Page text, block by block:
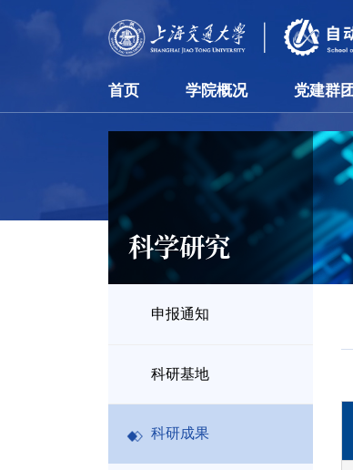
首页 学院概况 党建群团
科学研究
申报通知
科研基地
科研成果